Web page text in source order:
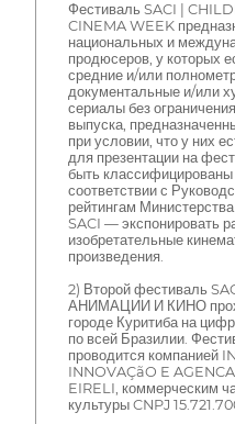
Фестиваль SACI |
CINEMA WEEK
национальных и
продюсеров, у которых
средние и/или
документальные и/или
сериалы без
выпуска,
при условии, что у них
для презентации на
быть
соответствии с
рейтингам
SACI — экспонировать
изобретательные
произведения.
2) Второй фестиваль
АНИМАЦИИ И КИНО
городе Куритиба на
по всей Бразилии.
проводится компанией
INNOVAÇãO E
EIRELI, коммерческим
культуры CNPJ